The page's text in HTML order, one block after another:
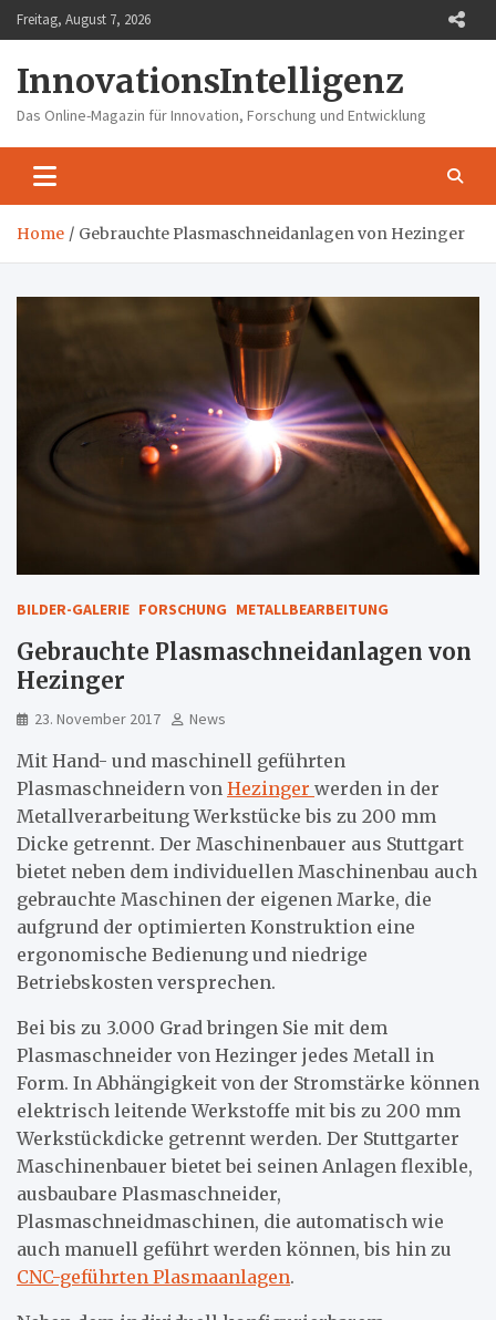
Skip
to
Freitag, August 7, 2026
InnovationsIntelligenz
Das Online-Magazin für Innovation, Forschung und Entwicklung
Home Gebrauchte Plasmaschneidanlagen von Hezinger
BILDER-GALERIE FORSCHUNG METALLBEARBEITUNG
Gebrauchte Plasmaschneidanlagen von
Hezinger
23. November 2017 News
Mit Hand- und maschinell geführten
Plasmaschneidern von Hezinger werden in der
Metallverarbeitung Werkstücke bis zu 200 mm
Dicke getrennt. Der Maschinenbauer aus Stuttgart
bietet neben dem individuellen Maschinenbau auch
gebrauchte Maschinen der eigenen Marke, die
aufgrund der optimierten Konstruktion eine
ergonomische Bedienung und niedrige
Betriebskosten versprechen.
Bei bis zu 3.000 Grad bringen Sie mit dem
Plasmaschneider von Hezinger jedes Metall in
Form. In Abhängigkeit von der Stromstärke können
elektrisch leitende Werkstoffe mit bis zu 200 mm
Werkstückdicke getrennt werden. Der Stuttgarter
Maschinenbauer bietet bei seinen Anlagen flexible,
ausbaubare Plasmaschneider,
Plasmaschneidmaschinen, die automatisch wie
auch manuell geführt werden können, bis hin zu
CNC-geführten Plasmaanlagen.